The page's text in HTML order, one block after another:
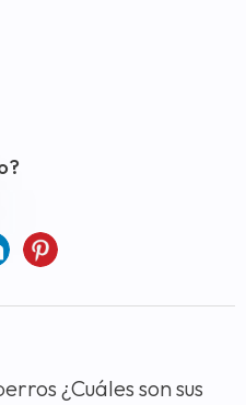
¿Cuáles son sus